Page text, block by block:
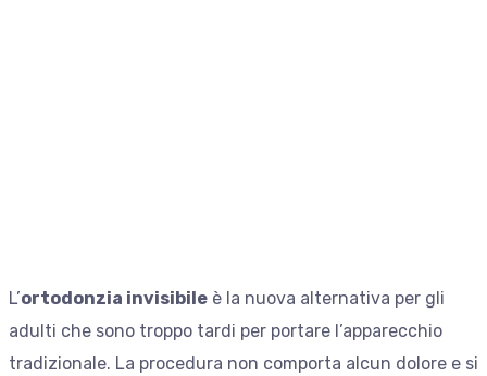
L’ortodonzia invisibile è la nuova alternativa per gli
adulti che sono troppo tardi per portare l’apparecchio
tradizionale. La procedura non comporta alcun dolore e si